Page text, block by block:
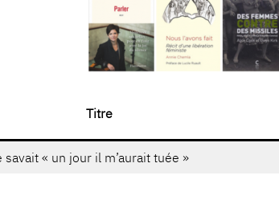
Titre
« un jour il m’aurait tuée »